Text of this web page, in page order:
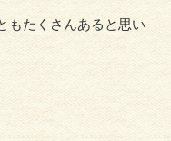
もたくさんあると思い